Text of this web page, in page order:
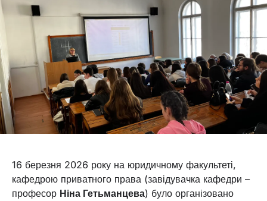
16 березня 2026 року на юридичному факультеті,
кафедрою приватного права (завідувачка кафедри –
професор Ніна Гетьманцева) було організовано